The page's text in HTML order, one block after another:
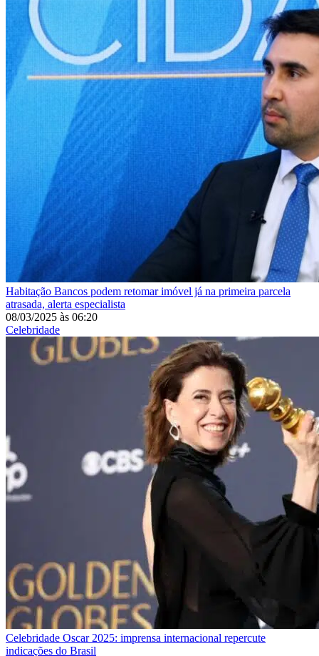
Habitação Bancos podem retomar imóvel já na primeira parcela
atrasada, alerta especialista
08/03/2025 às 06:20
Celebridade
Celebridade Oscar 2025: imprensa internacional repercute
indicações do Brasil